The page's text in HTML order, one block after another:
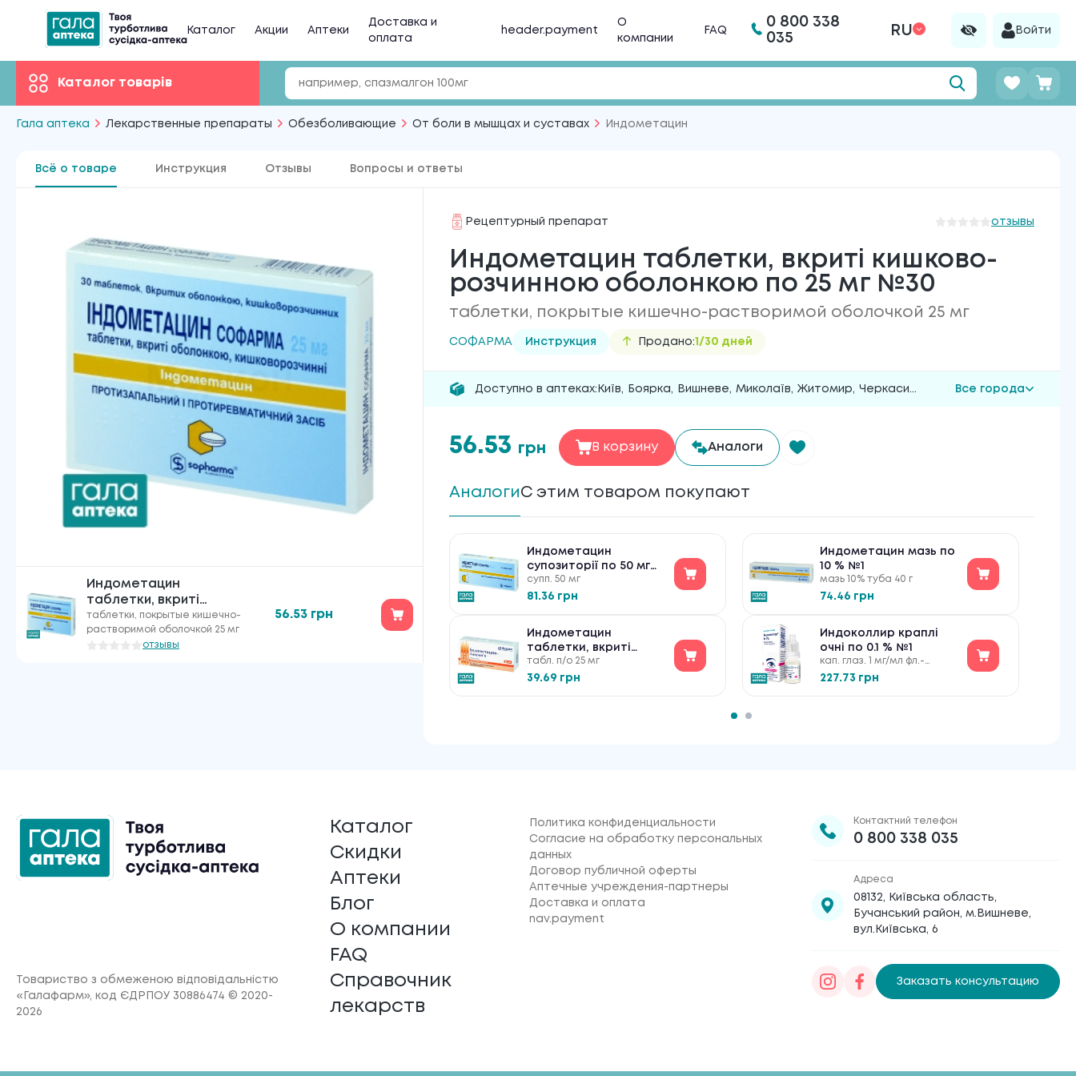
Каталог Акции Аптеки
Доставка и
оплата
header.payment
О
компании
FAQ
0 800 338
035
RU Войти
Каталог товарів
Гала аптека Лекарственные препараты Обезболивающие От боли в мышцах и суставах Индометацин
Всё о товаре Инструкция Отзывы Вопросы и ответы
Индометацин
таблетки, вкриті
кишково-розчинною
оболонкою по 25 мг
таблетки, покрытые кишечно-
растворимой оболочкой 25 мг
отзывы
56.53 грн
Рецептурный препарат отзывы
Индометацин таблетки, вкриті кишково-
розчинною оболонкою по 25 мг №30
таблетки, покрытые кишечно-растворимой оболочкой 25 мг
СОФАРМА Инструкция Продано:1/30 дней
Доступно в аптеках: Київ, Боярка, Вишневе, Миколаїв, Житомир, Черкаси... Все города
56.53 грн В корзину Аналоги
АналогиС этим товаром покупают
Индометацин
супозиторії по 50 мг
№6
супп. 50 мг
81.36 грн
Индометацин
таблетки, вкриті
кишково-розчинною
оболонкою по 25 мг
табл. п/о 25 мг
39.69 грн
Индометацин мазь по
10 % №1
мазь 10% туба 40 г
74.46 грн
Индоколлир краплі
очні по 0.1 % №1
кап. глаз. 1 мг/мл фл.-
капельн. 5 мл
227.73 грн
Товариство з обмеженою відповідальністю
«Галафарм», код ЄДРПОУ 30886474 © 2020-
2026
Каталог
Скидки
Аптеки
Блог
О компании
FAQ
Справочник
лекарств
Политика конфиденциальности
Согласие на обработку персональных
данных
Договор публичной оферты
Аптечные учреждения-партнеры
Доставка и оплата
nav.payment
Контактний телефон
0 800 338 035
Адреса
08132, Київська область,
Бучанський район, м.Вишневе,
вул.Київська, 6
Заказать консультацию